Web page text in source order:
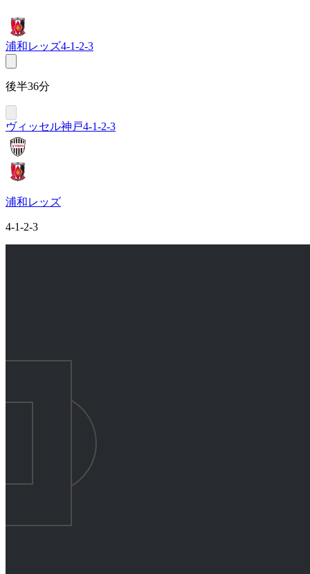
浦和レッズ4-1-2-3
後半36分
ヴィッセル神戸4-1-2-3
浦和レッズ
4-1-2-3